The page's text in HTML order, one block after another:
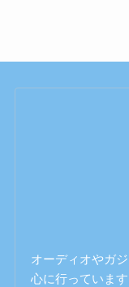
オーディオやガ
心に行っていま